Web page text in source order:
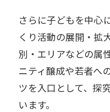
さらに子どもを中心
くり活動の展開・拡
別・エリアなどの属
ニティ醸成や若者へ
ツを入口として、探
います。